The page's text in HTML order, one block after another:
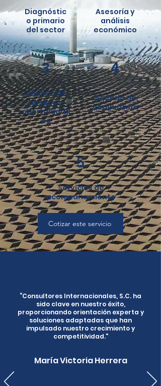
Diagnóstic
o primario
del sector
3
Análisis de
riesgos y
oportunidad
es
Asesoría y
análisis
económico
4
Agenda de
conyuntura
5
Servicios de
acompañamiento
Cotizar este servicio
“Consultores Internacionales, S.C. ha
sido clave en nuestro éxito,
proporcionando orientación experta y
soluciones adaptadas que han
impulsado nuestro crecimiento y
competitividad."
María Victoria Herrera